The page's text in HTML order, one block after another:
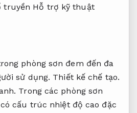
truyền Hỗ trợ kỹ thuật
phòng sơn đem đến đa
sử dụng. Thiết kế chế tạo.
Trong các phòng sơn
cấu trúc nhiệt độ cao đặc